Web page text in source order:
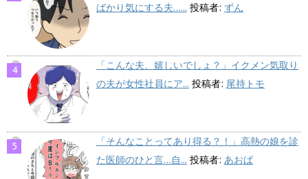
ばかり気にする夫…... 投稿者: ずん
「こんな夫、嬉しいでしょ？」イクメン気取り
の夫が女性社員にア... 投稿者: 尾持トモ
「そんなことってあり得る？！」高熱の娘を診
た医師のひと言…自... 投稿者: あおば